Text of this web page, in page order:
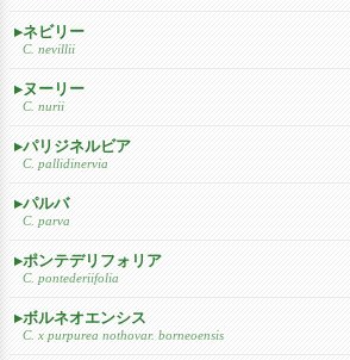
ネビリー
C. nevillii
ヌーリー
C. nurii
パリジネルビア
C. pallidinervia
パルバ
C. parva
ポンテデリフォリア
C. pontederiifolia
ボルネオエンシス
C. x purpurea nothovar. borneoensis